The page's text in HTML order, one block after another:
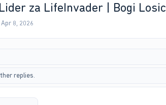
Lider za LifeInvader | Bogi Losic
S
a
t
e
Apr 8, 2026
replies.